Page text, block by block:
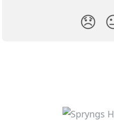
😞